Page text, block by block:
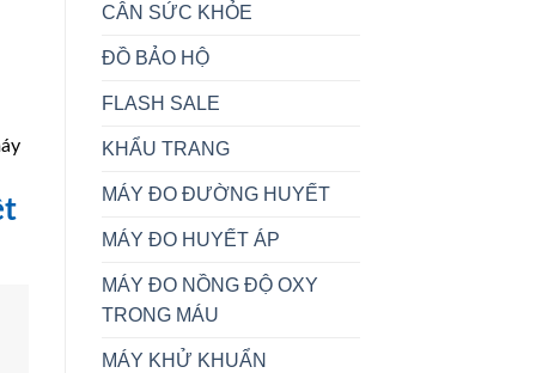
CÂN SỨC KHỎE
ĐỒ BẢO HỘ
FLASH SALE
KHẨU TRANG
MÁY ĐO ĐƯỜNG HUYẾT
MÁY ĐO HUYẾT ÁP
MÁY ĐO NỒNG ĐỘ OXY
TRONG MÁU
MÁY KHỬ KHUẨN